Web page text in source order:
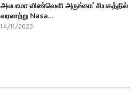
அலபாமா விண்வெளி அருங்காட்சியகத்தில்
வரலாற்று Nasa...
14/11/2023